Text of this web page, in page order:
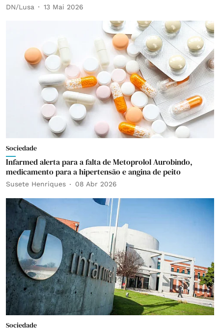
DN/Lusa 13 Mai 2026
Sociedade
Infarmed alerta para a falta de Metoprolol Aurobindo,
medicamento para a hipertensão e angina de peito
Susete Henriques 08 Abr 2026
Sociedade